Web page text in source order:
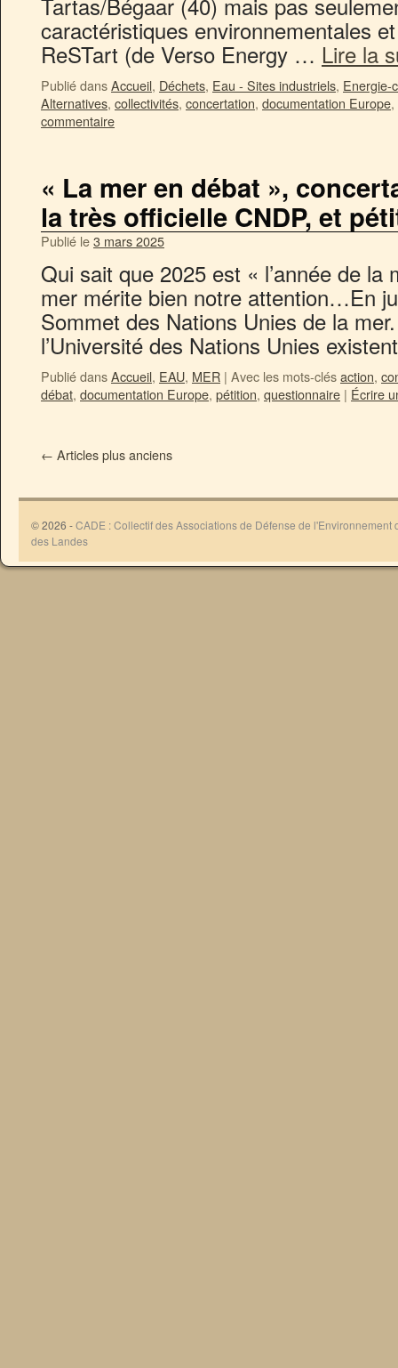
caractéristiques environnementales
ReSTart (de Verso Energy … Lire la
Publié dansAccueil, Déchets, Eau - Sites industriels, Energie-
Alternatives, collectivités, concertation, documentation Europe,
commentaire
« La mer en débat »,
la très officielle CNDP, et
Publié le3 mars 2025
Qui sait que 2025 est « l’année de
mer mérite bien notre attention…En
Sommet des Nations Unies de la
l’Université des Nations Unies
Publié dansAccueil, EAU, MER | Avec les mots-clésaction,
débat, documentation Europe, pétition, questionnaire | Écrire
← Articles plus anciens
© 2026 -CADE : Collectif des Associations de Défense de l'Environnement
des Landes